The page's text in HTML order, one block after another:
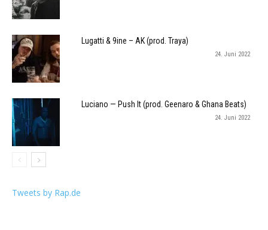
Lugatti & 9ine – AK (prod. Traya)
24. Juni 2022
Luciano — Push It (prod. Geenaro & Ghana Beats)
24. Juni 2022
Tweets by Rap.de